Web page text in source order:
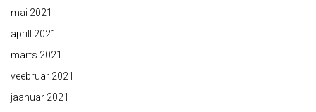
mai 2021
aprill 2021
märts 2021
veebruar 2021
jaanuar 2021